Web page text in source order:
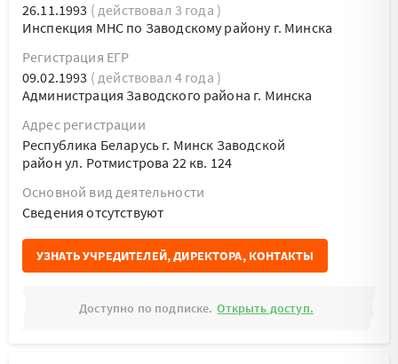
26.11.1993 ( действовал 3 года )
Инспекция МНС по Заводскому району г. Минска
Регистрация ЕГР
09.02.1993 ( действовал 4 года )
Администрация Заводского района г. Минска
Адрес регистрации
Республика Беларусь г. Минск Заводской
район ул. Ротмистрова 22 кв. 124
Основной вид деятельности
Cведения отсутствуют
УЗНАТЬ УЧРЕДИТЕЛЕЙ, ДИРЕКТОРА, КОНТАКТЫ
Доступно по подписке. Открыть доступ.